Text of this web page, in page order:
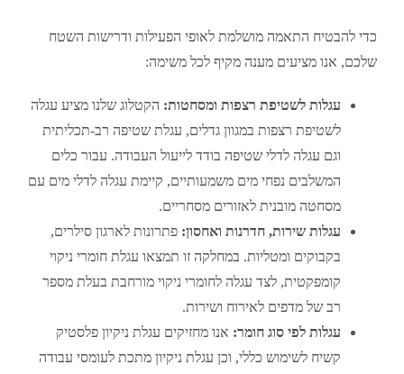
כדי להבטיח התאמה מושלמת לאופי הפעילות ודרישות השטח
שלכם, אנו מציעים מענה מקיף לכל משימה:
עגלות לשטיפת רצפות ומסחטות: הקטלוג שלנו מציע עגלה
לשטיפת רצפות במגוון גדלים, עגלת שטיפה רב-תכליתית
וגם עגלה לדלי שטיפה בודד לייעול העבודה. עבור כלים
המשלבים נפחי מים משמעותיים, קיימת עגלה לדלי מים עם
מסחטה מובנית לאזורים מסחריים.
עגלות שירות, חדרנות ואחסון: פתרונות לארגון סילרים,
בקבוקים ומטליות. במחלקה זו תמצאו עגלת חומרי ניקוי
קומפקטית, לצד עגלה לחומרי ניקוי מורחבת בעלת מספר
רב של מדפים לאירוח ושירות.
עגלות לפי סוג חומר: אנו מחזיקים עגלת ניקיון פלסטיק
קשיח לשימוש כללי, וכן עגלת ניקיון מתכת לעומסי עבודה